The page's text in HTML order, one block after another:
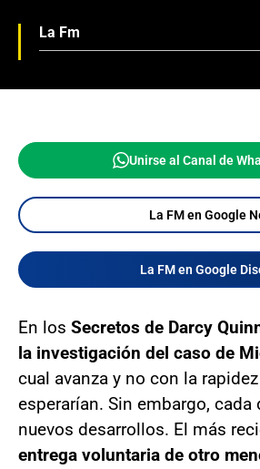
La Fm
Unirse al Canal de
La FM en Google
La FM en Google
En los Secretos de Darcy
la investigación del caso de
cual avanza y no con la
esperarían. Sin embargo, cada
nuevos desarrollos. El más
entrega voluntaria de otro